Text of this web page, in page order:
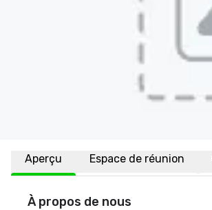
Aperçu Espace de réunion
À propos de nous